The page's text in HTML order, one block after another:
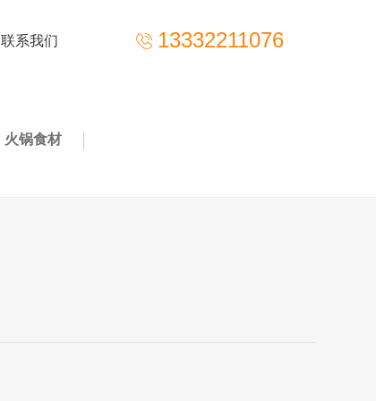
联系我们 13332211076
火锅食材